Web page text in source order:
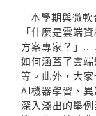
本學期與微軟
「什麼是雲端
方案專家？」
如何涵蓋了雲
等。此外，大
AI機器學習、
深入淺出的舉